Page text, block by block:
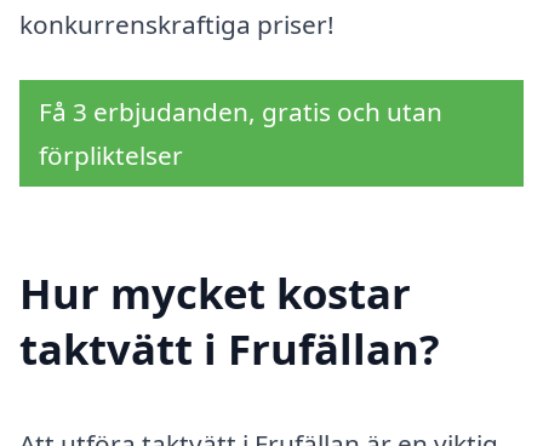
konkurrenskraftiga priser!
Få 3 erbjudanden, gratis och utan
förpliktelser
Hur mycket kostar
taktvätt i Frufällan?